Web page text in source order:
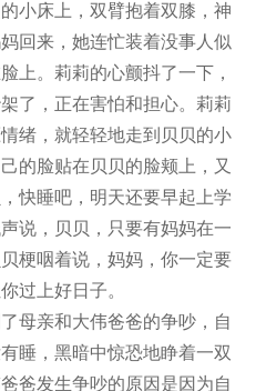
小床上，双臂抱着双膝，神
回来，她连忙装着没事人似
上。莉莉的心颤抖了一下，
了，正在害怕和担心。莉莉
绪，就轻轻地走到贝贝的小
的脸贴在贝贝的脸颊上，又
快睡吧，明天还要早起上学
说，贝贝，只要有妈妈在一
梗咽着说，妈妈，你一定要
过上好日子。
亲和大伟爸爸的争吵，自
睡，黑暗中惊恐地睁着一双
爸发生争吵的原因是因为自